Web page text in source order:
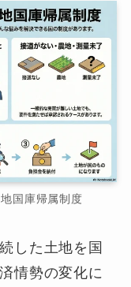
国庫帰属制度
した土地を国
情勢の変化に